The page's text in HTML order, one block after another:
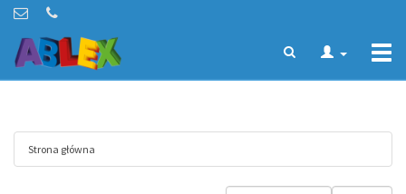
Strona główna